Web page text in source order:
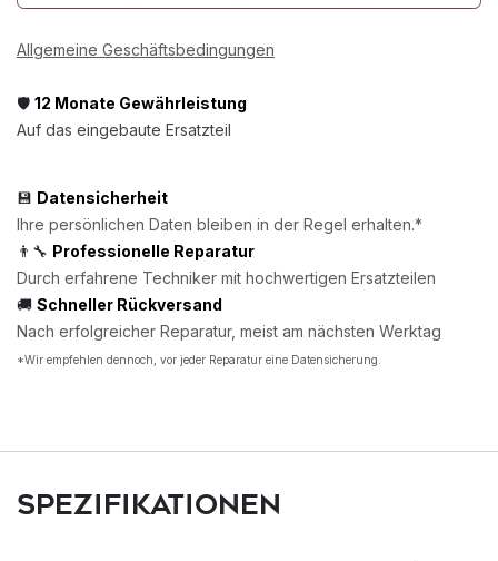
Allgemeine Geschäftsbedingungen
🛡️ 12 Monate Gewährleistung
Auf das eingebaute Ersatzteil
💾 Datensicherheit
Ihre persönlichen Daten bleiben in der Regel erhalten.*
👨‍🔧 Professionelle Reparatur
Durch erfahrene Techniker mit hochwertigen Ersatzteilen
🚚 Schneller Rückversand
Nach erfolgreicher Reparatur, meist am nächsten Werktag
*Wir empfehlen dennoch, vor jeder Reparatur eine Datensicherung.
Spezifikationen